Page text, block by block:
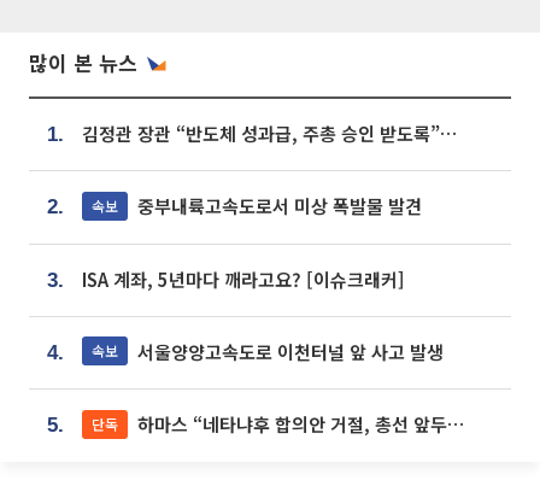
많이 본 뉴스
1. 김정관 장관 “반도체 성과급, 주총 승인 받도록”…상법·자본시장법 개정 시사
2. 속보 중부내륙고속도로서 미상 폭발물 발견
3. ISA 계좌, 5년마다 깨라고요? [이슈크래커]
4. 속보 서울양양고속도로 이천터널 앞 사고 발생
5. 단독 하마스 “네타냐후 합의안 거절, 총선 앞두고 시간 끌기”